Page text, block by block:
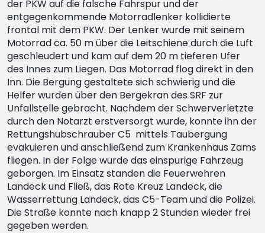
der PKW auf die falsche Fahrspur und der
entgegenkommende Motorradlenker kollidierte
frontal mit dem PKW. Der Lenker wurde mit seinem
Motorrad ca. 50 m über die Leitschiene durch die Luft
geschleudert und kam auf dem 20 m tieferen Ufer
des Innes zum Liegen. Das Motorrad flog direkt in den
Inn. Die Bergung gestaltete sich schwierig und die
Helfer wurden über den Bergekran des SRF zur
Unfallstelle gebracht. Nachdem der Schwerverletzte
durch den Notarzt erstversorgt wurde, konnte ihn der
Rettungshubschrauber C5 mittels Taubergung
evakuieren und anschließend zum Krankenhaus Zams
fliegen. In der Folge wurde das einspurige Fahrzeug
geborgen. Im Einsatz standen die Feuerwehren
Landeck und Fließ, das Rote Kreuz Landeck, die
Wasserrettung Landeck, das C5-Team und die Polizei.
Die Straße konnte nach knapp 2 Stunden wieder frei
gegeben werden.